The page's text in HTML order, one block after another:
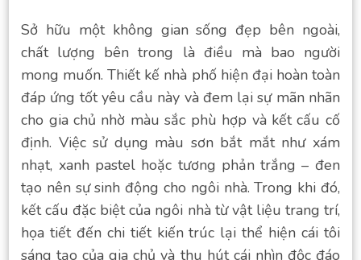
Sở hữu một không gian sống đẹp bên ngoài,
chất lượng bên trong là điều mà bao người
mong muốn. Thiết kế nhà phố hiện đại hoàn toàn
đáp ứng tốt yêu cầu này và đem lại sự mãn nhãn
cho gia chủ nhờ màu sắc phù hợp và kết cấu cố
định. Việc sử dụng màu sơn bắt mắt như xám
nhạt, xanh pastel hoặc tương phản trắng – đen
tạo nên sự sinh động cho ngôi nhà. Trong khi đó,
kết cấu đặc biệt của ngôi nhà từ vật liệu trang trí,
họa tiết đến chi tiết kiến trúc lại thể hiện cái tôi
sáng tạo của gia chủ và thu hút cái nhìn độc đáo